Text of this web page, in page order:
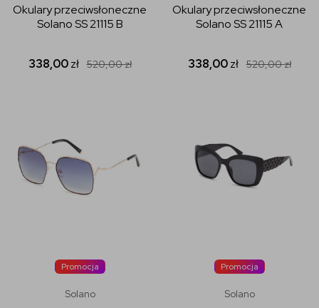
Okulary przeciwsłoneczne
Solano SS 21115 B
338,00zł 520,00zł
Okulary przeciwsłoneczne
Solano SS 21115 A
338,00zł 520,00zł
Promocja
Solano
Promocja
Solano